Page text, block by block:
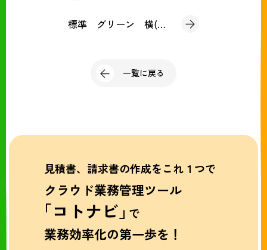
標準 グリーン 横(仕入書)
一覧に戻る
見積書、請求書の作成をこれ１つで
クラウド業務管理ツール
「コトナビ」で
業務効率化の第一歩を！